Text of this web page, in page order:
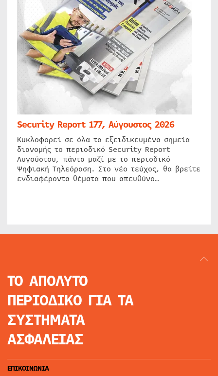
Security Report 177, Αύγουστος 2026
Κυκλοφορεί σε όλα τα εξειδικευμένα σημεία
διανομής το περιοδικό Security Report
Αυγούστου, πάντα μαζί με το περιοδικό
Ψηφιακή Τηλεόραση. Στο νέο τεύχος, θα βρείτε
ενδιαφέροντα θέματα που απευθύνο…
ΤΟ ΑΠΟΛΥΤΟ
ΠΕΡΙΟΔΙΚΟ ΓΙΑ ΤΑ
ΣΥΣΤΗΜΑΤΑ
ΑΣΦΑΛΕΙΑΣ
ΕΠΙΚΟΙΝΩΝΙΑ